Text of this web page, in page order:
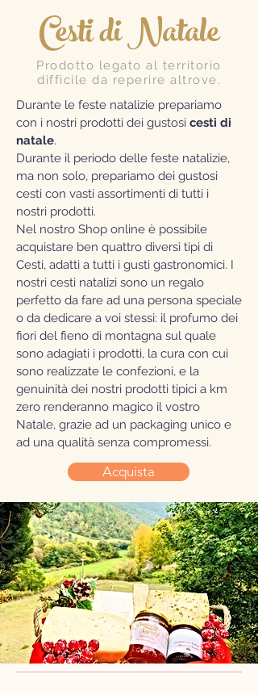
Cesti di Natale
Prodotto legato al territorio
difficile da reperire altrove.
Durante le feste natalizie prepariamo
con i nostri prodotti dei gustosi cesti di
natale.
Durante il periodo delle feste natalizie,
ma non solo, prepariamo dei gustosi
cesti con vasti assortimenti di tutti i
nostri prodotti.
Nel nostro Shop online è possibile
acquistare ben quattro diversi tipi di
Cesti, adatti a tutti i gusti gastronomici. I
nostri cesti natalizi sono un regalo
perfetto da fare ad una persona speciale
o da dedicare a voi stessi: il profumo dei
fiori del fieno di montagna sul quale
sono adagiati i prodotti, la cura con cui
sono realizzate le confezioni, e la
genuinità dei nostri prodotti tipici a km
zero renderanno magico il vostro
Natale, grazie ad un packaging unico e
ad una qualità senza compromessi.
Acquista